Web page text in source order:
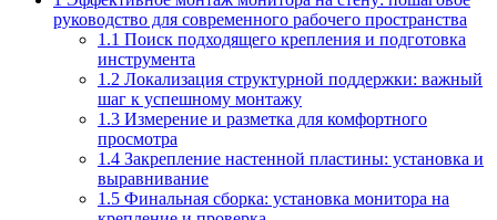
руководство для современного рабочего пространства
1.1 Поиск подходящего крепления и подготовка
инструмента
1.2 Локализация структурной поддержки: важный
шаг к успешному монтажу
1.3 Измерение и разметка для комфортного
просмотра
1.4 Закрепление настенной пластины: установка и
выравнивание
1.5 Финальная сборка: установка монитора на